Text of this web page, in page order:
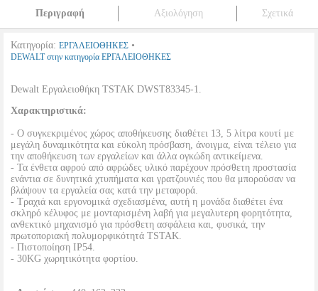
Περιγραφή Αξιολόγηση Σχετικά
Κατηγορία: ΕΡΓΑΛΕΙΟΘΗΚΕΣ •
DEWALT στην κατηγορία ΕΡΓΑΛΕΙΟΘΗΚΕΣ
Dewalt Εργαλειοθήκη TSTAK DWST83345-1.
Χαρακτηριστικά:
- Ο συγκεκριμένος χώρος αποθήκευσης διαθέτει 13, 5 λίτρα κουτί με
μεγάλη δυναμικότητα και εύκολη πρόσβαση, άνοιγμα, είναι τέλειο για
την αποθήκευση των εργαλείων και άλλα ογκώδη αντικείμενα.
- Τα ένθετα αφρού από αφρώδες υλικό παρέχουν πρόσθετη προστασία
ενάντια σε δυνητικά χτυπήματα και γρατζουνιές που θα μπορούσαν να
βλάψουν τα εργαλεία σας κατά την μεταφορά.
- Τραχιά και εργονομικά σχεδιασμένα, αυτή η μονάδα διαθέτει ένα
σκληρό κέλυφος με μονταρισμένη λαβή για μεγαλυτερη φορητότητα,
ανθεκτικό μηχανισμό για πρόσθετη ασφάλεια και, φυσικά, την
πρωτοποριακή πολυμορφικότητά TSTAK.
- Πιστοποίηση IP54.
- 30KG χωρητικότητα φορτίου.